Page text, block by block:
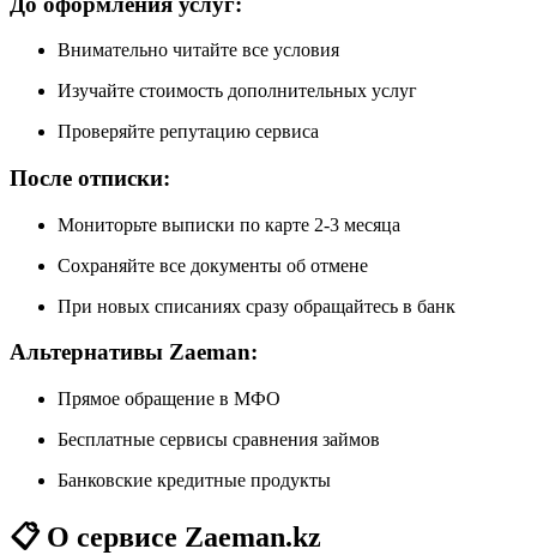
Внимательно читайте все условия
Изучайте стоимость дополнительных услуг
Проверяйте репутацию сервиса
После отписки:
Мониторьте выписки по карте 2-3 месяца
Сохраняйте все документы об отмене
При новых списаниях сразу обращайтесь в банк
Альтернативы Zaeman:
Прямое обращение в МФО
Бесплатные сервисы сравнения займов
Банковские кредитные продукты
📋 О сервисе Zaeman.kz